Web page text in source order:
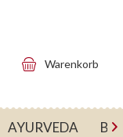
Warenkorb
AYURVEDA 